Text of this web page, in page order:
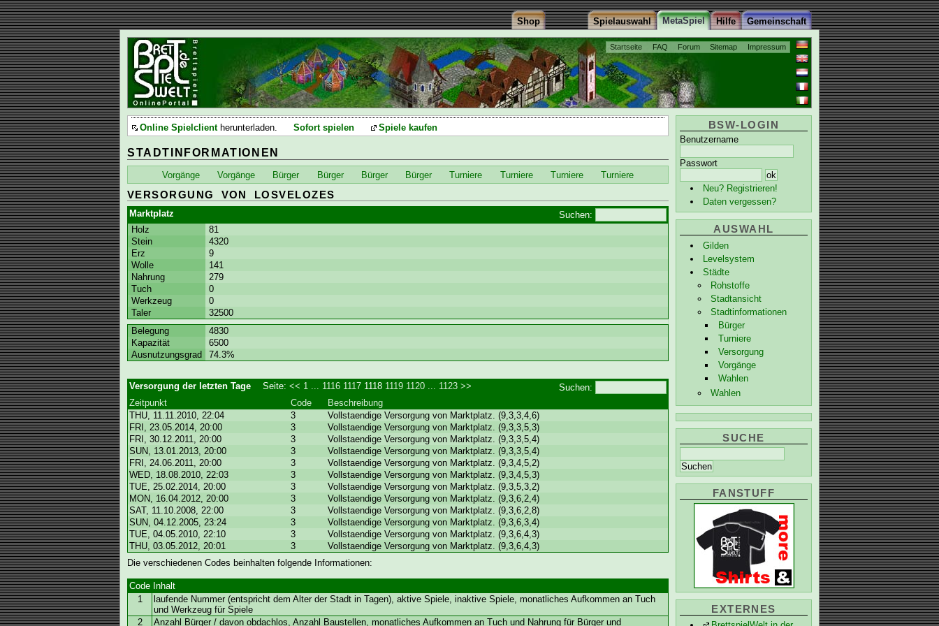
Startseite FAQ Forum Sitemap Impressum
Gemeinschaft
Hilfe
MetaSpiel
Spielauswahl
Shop
BSW-LOGIN
Benutzername
Passwort
Neu? Registrieren!
Daten vergessen?
AUSWAHL
Gilden
Levelsystem
Städte
Rohstoffe
Stadtansicht
Stadtinformationen
Bürger
Turniere
Versorgung
Vorgänge
Wahlen
Wahlen
SUCHE
FANSTUFF
EXTERNES
Online Spielclientherunterladen. Sofort spielen Spiele kaufen
STADTINFORMATIONEN
Vorgänge Vorgänge Bürger Bürger Bürger Bürger Turniere Turniere Turniere Turniere
VERSORGUNG VON LOSVELOZES
Suchen:
Marktplatz
Holz
81
Stein
4320
Erz
9
Wolle
141
Nahrung
279
Tuch
0
Werkzeug
0
Taler
32500
Belegung
4830
Kapazität
6500
Ausnutzungsgrad
74.3%
Suchen:
Versorgung der letzten Tage Seite:<< 1 1116 1117 1118 1119 1120 1123 >>
Zeitpunkt
Code
Beschreibung
THU, 11.11.2010, 22:04
3
Vollstaendige Versorgung von Marktplatz. (9,3,3,4,6)
FRI, 23.05.2014, 20:00
3
Vollstaendige Versorgung von Marktplatz. (9,3,3,5,3)
FRI, 30.12.2011, 20:00
3
Vollstaendige Versorgung von Marktplatz. (9,3,3,5,4)
SUN, 13.01.2013, 20:00
3
Vollstaendige Versorgung von Marktplatz. (9,3,3,5,4)
FRI, 24.06.2011, 20:00
3
Vollstaendige Versorgung von Marktplatz. (9,3,4,5,2)
WED, 18.08.2010, 22:03
3
Vollstaendige Versorgung von Marktplatz. (9,3,4,5,3)
TUE, 25.02.2014, 20:00
3
Vollstaendige Versorgung von Marktplatz. (9,3,5,3,2)
MON, 16.04.2012, 20:00
3
Vollstaendige Versorgung von Marktplatz. (9,3,6,2,4)
SAT, 11.10.2008, 22:00
3
Vollstaendige Versorgung von Marktplatz. (9,3,6,2,8)
SUN, 04.12.2005, 23:24
3
Vollstaendige Versorgung von Marktplatz. (9,3,6,3,4)
TUE, 04.05.2010, 22:10
3
Vollstaendige Versorgung von Marktplatz. (9,3,6,4,3)
THU, 03.05.2012, 20:01
3
Vollstaendige Versorgung von Marktplatz. (9,3,6,4,3)
Die verschiedenen Codes beinhalten folgende Informationen:
Code Inhalt
1
laufende Nummer (entspricht dem Alter der Stadt in Tagen), aktive Spiele, inaktive Spiele, monatliches Aufkommen an Tuch
und Werkzeug für Spiele
2
Anzahl Bürger / davon obdachlos, Anzahl Baustellen, monatliches Aufkommen an Tuch und Nahrung für Bürger und